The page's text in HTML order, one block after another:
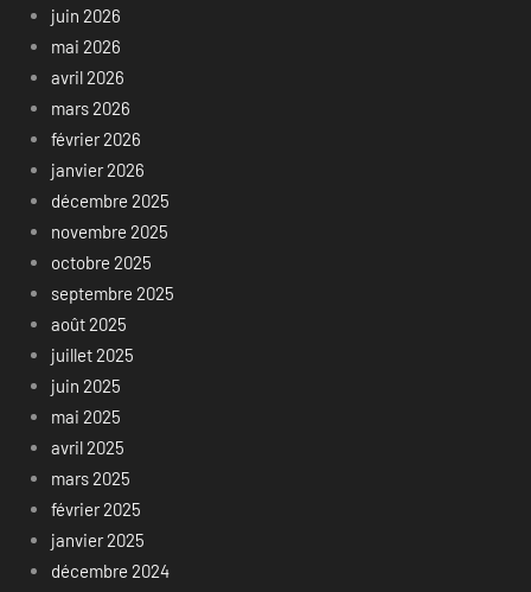
juin 2026
mai 2026
avril 2026
mars 2026
février 2026
janvier 2026
décembre 2025
novembre 2025
octobre 2025
septembre 2025
août 2025
juillet 2025
juin 2025
mai 2025
avril 2025
mars 2025
février 2025
janvier 2025
décembre 2024